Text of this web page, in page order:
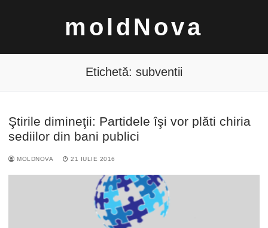
moldNova
Caută
Etichetă: subventii
Ştirile dimineţii: Partidele îşi vor plăti chiria
sediilor din bani publici
MOLDNOVA 21 IULIE 2016